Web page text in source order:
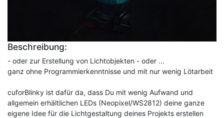
Beschreibung:
- oder zur Erstellung von Lichtobjekten - oder ...
ganz ohne Programmierkenntnisse und mit nur wenig Lötarbeit
cuforBlinky ist dafür da, dass Du mit wenig Aufwand und
allgemein erhältlichen LEDs (Neopixel/WS2812) deine ganze
eigene Idee für die Lichtgestaltung deines Projekts erstellen